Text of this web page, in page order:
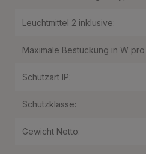
Leuchtmittel 2 inklusive:
Maximale Bestückung in W pro
Schutzart IP:
Schutzklasse:
Gewicht Netto: